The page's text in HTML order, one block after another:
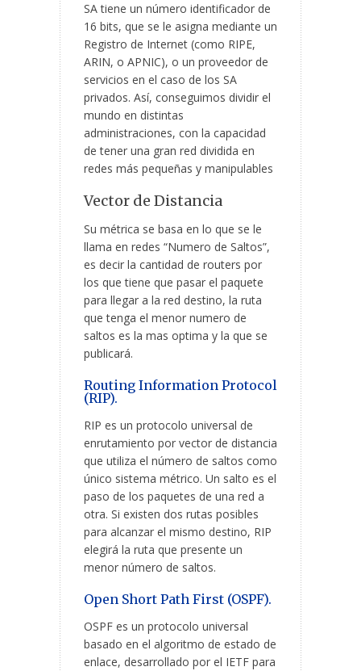
SA tiene un número identificador de
16 bits, que se le asigna mediante un
Registro de Internet (como RIPE,
ARIN, o APNIC), o un proveedor de
servicios en el caso de los SA
privados. Así, conseguimos dividir el
mundo en distintas
administraciones, con la capacidad
de tener una gran red dividida en
redes más pequeñas y manipulables
Vector de Distancia
Su métrica se basa en lo que se le
llama en redes “Numero de Saltos”,
es decir la cantidad de routers por
los que tiene que pasar el paquete
para llegar a la red destino, la ruta
que tenga el menor numero de
saltos es la mas optima y la que se
publicará.
Routing Information Protocol
(RIP).
RIP es un protocolo universal de
enrutamiento por vector de distancia
que utiliza el número de saltos como
único sistema métrico. Un salto es el
paso de los paquetes de una red a
otra. Si existen dos rutas posibles
para alcanzar el mismo destino, RIP
elegirá la ruta que presente un
menor número de saltos.
Open Short Path First (OSPF).
OSPF es un protocolo universal
basado en el algoritmo de estado de
enlace, desarrollado por el IETF para